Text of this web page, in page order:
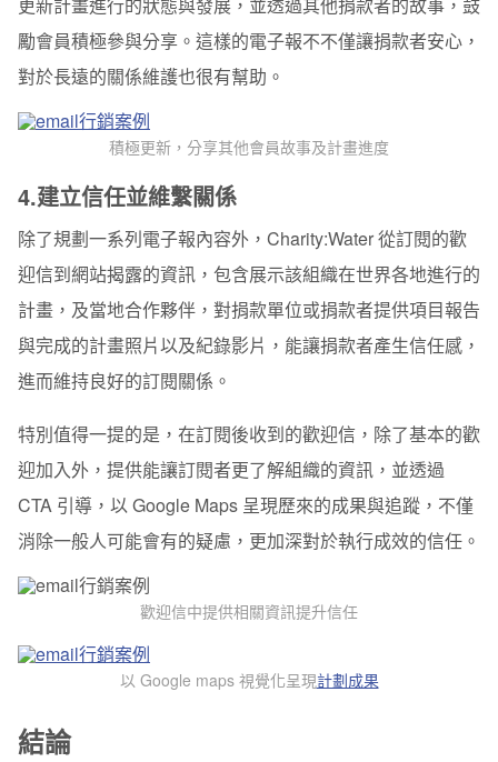
更新計畫進行的狀態與發展，並透過其他捐款者的故事，鼓
勵會員積極參與分享。這樣的電子報不不僅讓捐款者安心，
對於長遠的關係維護也很有幫助。
積極更新，分享其他會員故事及計畫進度
4.建立信任並維繫關係
除了規劃一系列電子報內容外，Charity:Water 從訂閱的歡
迎信到網站揭露的資訊，包含展示該組織在世界各地進行的
計畫，及當地合作夥伴，對捐款單位或捐款者提供項目報告
與完成的計畫照片以及紀錄影片，能讓捐款者產生信任感，
進而維持良好的訂閱關係。
特別值得一提的是，在訂閱後收到的歡迎信，除了基本的歡
迎加入外，提供能讓訂閱者更了解組織的資訊，並透過
CTA 引導，以 Google Maps 呈現歷來的成果與追蹤，不僅
消除一般人可能會有的疑慮，更加深對於執行成效的信任。
歡迎信中提供相關資訊提升信任
以 Google maps 視覺化呈現計劃成果
結論